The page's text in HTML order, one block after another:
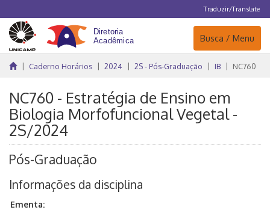
Traduzir/Translate
Navegação
Busca / Menu
Caderno Horários 2024 2S - Pós-Graduação IB NC760
NC760 - Estratégia de Ensino em
Biologia Morfofuncional Vegetal -
2S/2024
Pós-Graduação
Informações da disciplina
Ementa: